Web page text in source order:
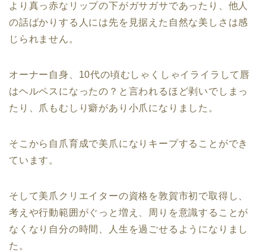
より真っ赤なリップの下がガサガサであったり、他人
の話ばかりする人には先を見据えた自然な美しさは感
じられません。
オーナー自身、10代の頃むしゃくしゃイライラして唇
はヘルペスになったの？と言われるほど剥いでしまっ
たり、爪もむしり癖があり小爪になりました。
そこから自爪育成で美爪になりキープすることができ
ています。
そして美爪クリエイターの資格を敦賀市初で取得し、
考えや行動範囲がぐっと増え、周りを意識することが
なくなり自分の時間、人生を過ごせるようになりまし
た。